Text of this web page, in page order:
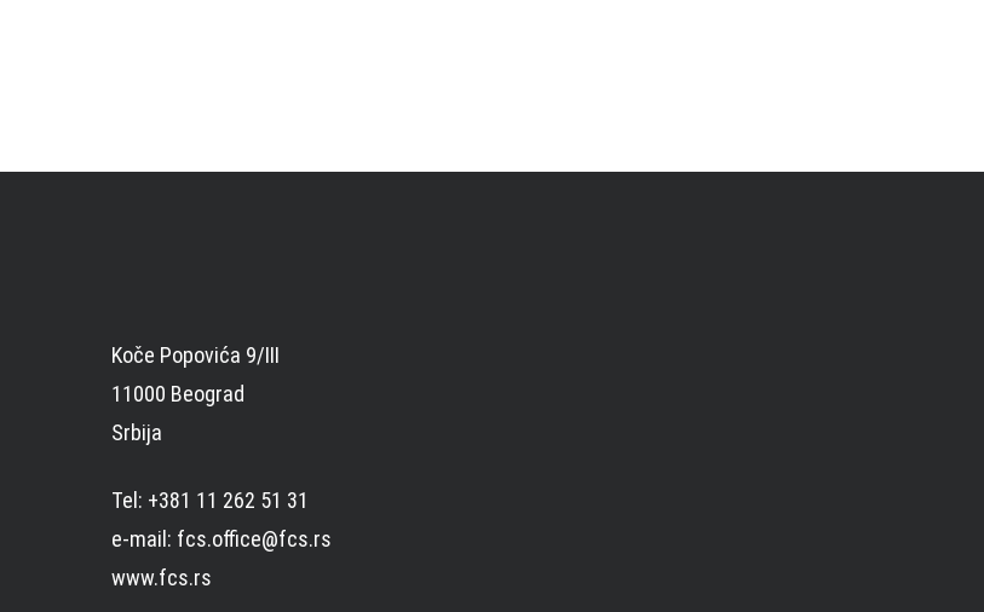
Koče Popovića 9/III
11000 Beograd
Srbija
Tel: +381 11 262 51 31
e-mail: fcs.office@fcs.rs
www.fcs.rs